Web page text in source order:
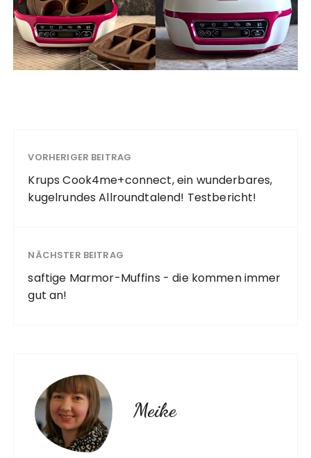
VORHERIGER BEITRAG
Krups Cook4me+connect, ein wunderbares,
kugelrundes Allroundtalend! Testbericht!
NÄCHSTER BEITRAG
saftige Marmor-Muffins - die kommen immer
gut an!
Meike